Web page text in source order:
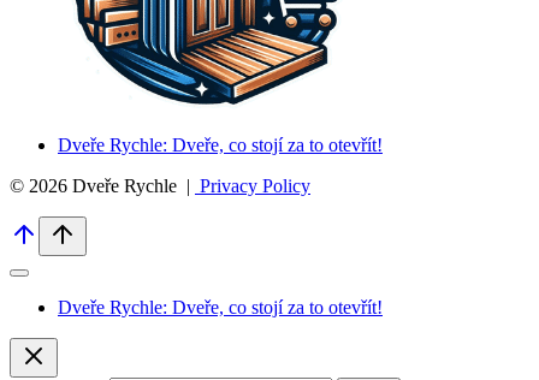
Dveře Rychle: Dveře, co stojí za to otevřít!
© 2026 Dveře Rychle | Privacy Policy
Dveře Rychle: Dveře, co stojí za to otevřít!